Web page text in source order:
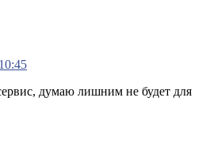
думаю лишним не будет для